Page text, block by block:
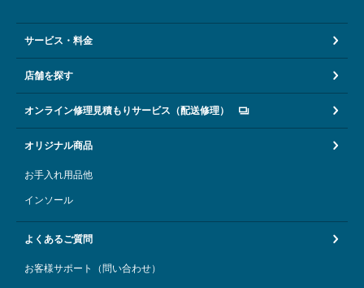
サービス・料金
店舗を探す
オンライン修理見積もりサービス（配送修理）
オリジナル商品
お手入れ用品他
インソール
よくあるご質問
お客様サポート（問い合わせ）